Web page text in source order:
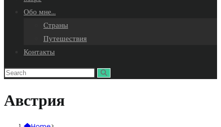
Обо мне…
Страны
Путешествия
Контакты
Австрия